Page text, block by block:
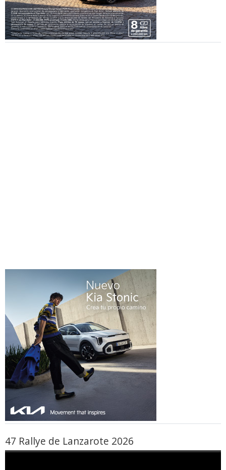
47 Rallye de Lanzarote 2026